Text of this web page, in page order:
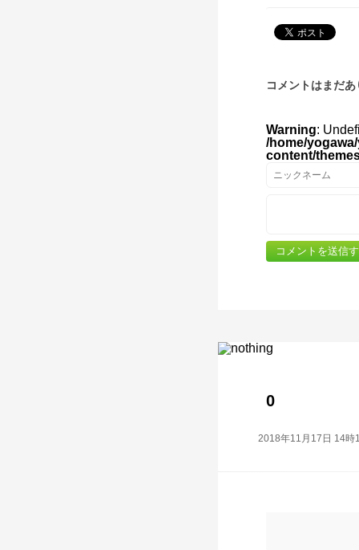
コメントはまだ
Warning:
/home/
content/
0
2018年11月17日 14時